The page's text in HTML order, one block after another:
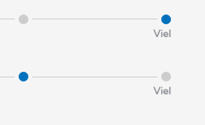
Viel
Viel